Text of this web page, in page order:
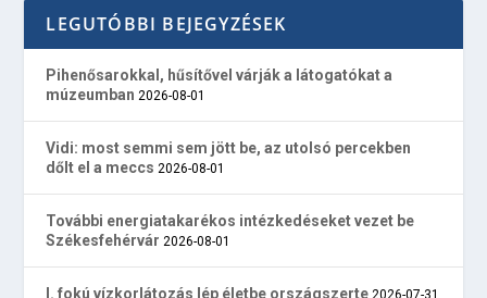
LEGUTÓBBI BEJEGYZÉSEK
Pihenősarokkal, hűsítővel várják a látogatókat a
múzeumban 2026-08-01
Vidi: most semmi sem jött be, az utolsó percekben
dőlt el a meccs 2026-08-01
További energiatakarékos intézkedéseket vezet be
Székesfehérvár 2026-08-01
I. fokú vízkorlátozás lép életbe országszerte 2026-07-31